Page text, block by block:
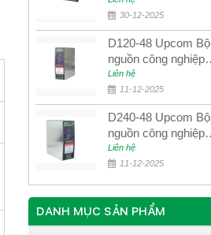
PoE/PoE+
30-12-2025
D120-48 Upcom Bộ
nguồn công nghiệp
đầu ra đơn 120W
48VDC
Liên hệ
11-12-2025
D240-48 Upcom Bộ
nguồn công nghiệp
đầu ra đơn 240W
48VDC
Liên hệ
11-12-2025
DANH MỤC SẢN PHẨM